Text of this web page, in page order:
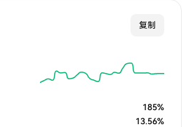
复制
185%
13.56%